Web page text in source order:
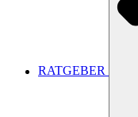
RATGEBER